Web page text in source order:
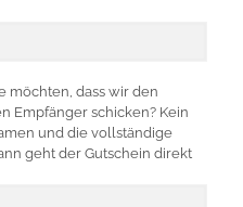
möchten, dass wir den
Empfänger schicken? Kein
und die vollständige
geht der Gutschein direkt